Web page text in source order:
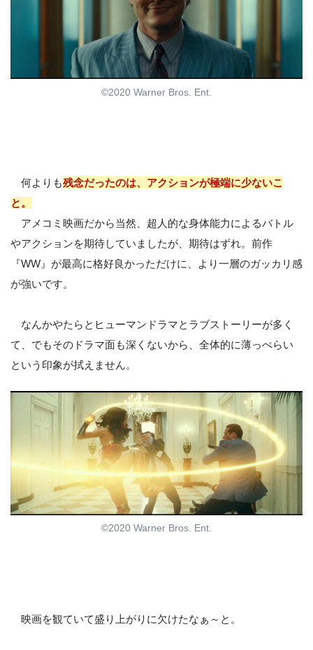
©2020 Warner Bros. Ent.
何よりも残念だったのは、アクションが極端に少ないこ
と。
アメコミ映画だから当然、超人的な身体能力によるバトル
やアクションを期待していましたが、期待はずれ。前作
『WW』が最高に格好良かっただけに、より一層のガッカリ感
が強いです。
なんかやたらとヒューマンドラマとラブストーリーが多く
て、でもそのドラマ面も深くないから、全体的に薄っぺらい
という印象が拭えません。
©2020 Warner Bros. Ent.
映画を観ていて盛り上がりに欠けたなぁ～と。